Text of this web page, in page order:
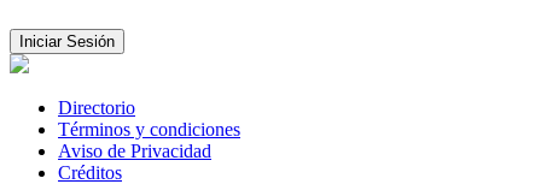
Iniciar Sesión
Directorio
Términos y condiciones
Aviso de Privacidad
Créditos